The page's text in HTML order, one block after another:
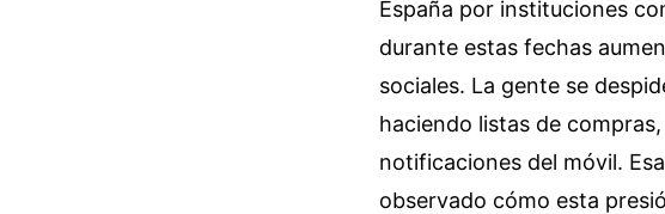
España por instituciones
durante estas fechas
sociales. La gente se
haciendo listas de
notificaciones del móvil.
observado cómo esta